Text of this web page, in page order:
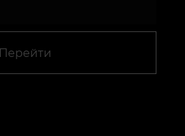
Перейти